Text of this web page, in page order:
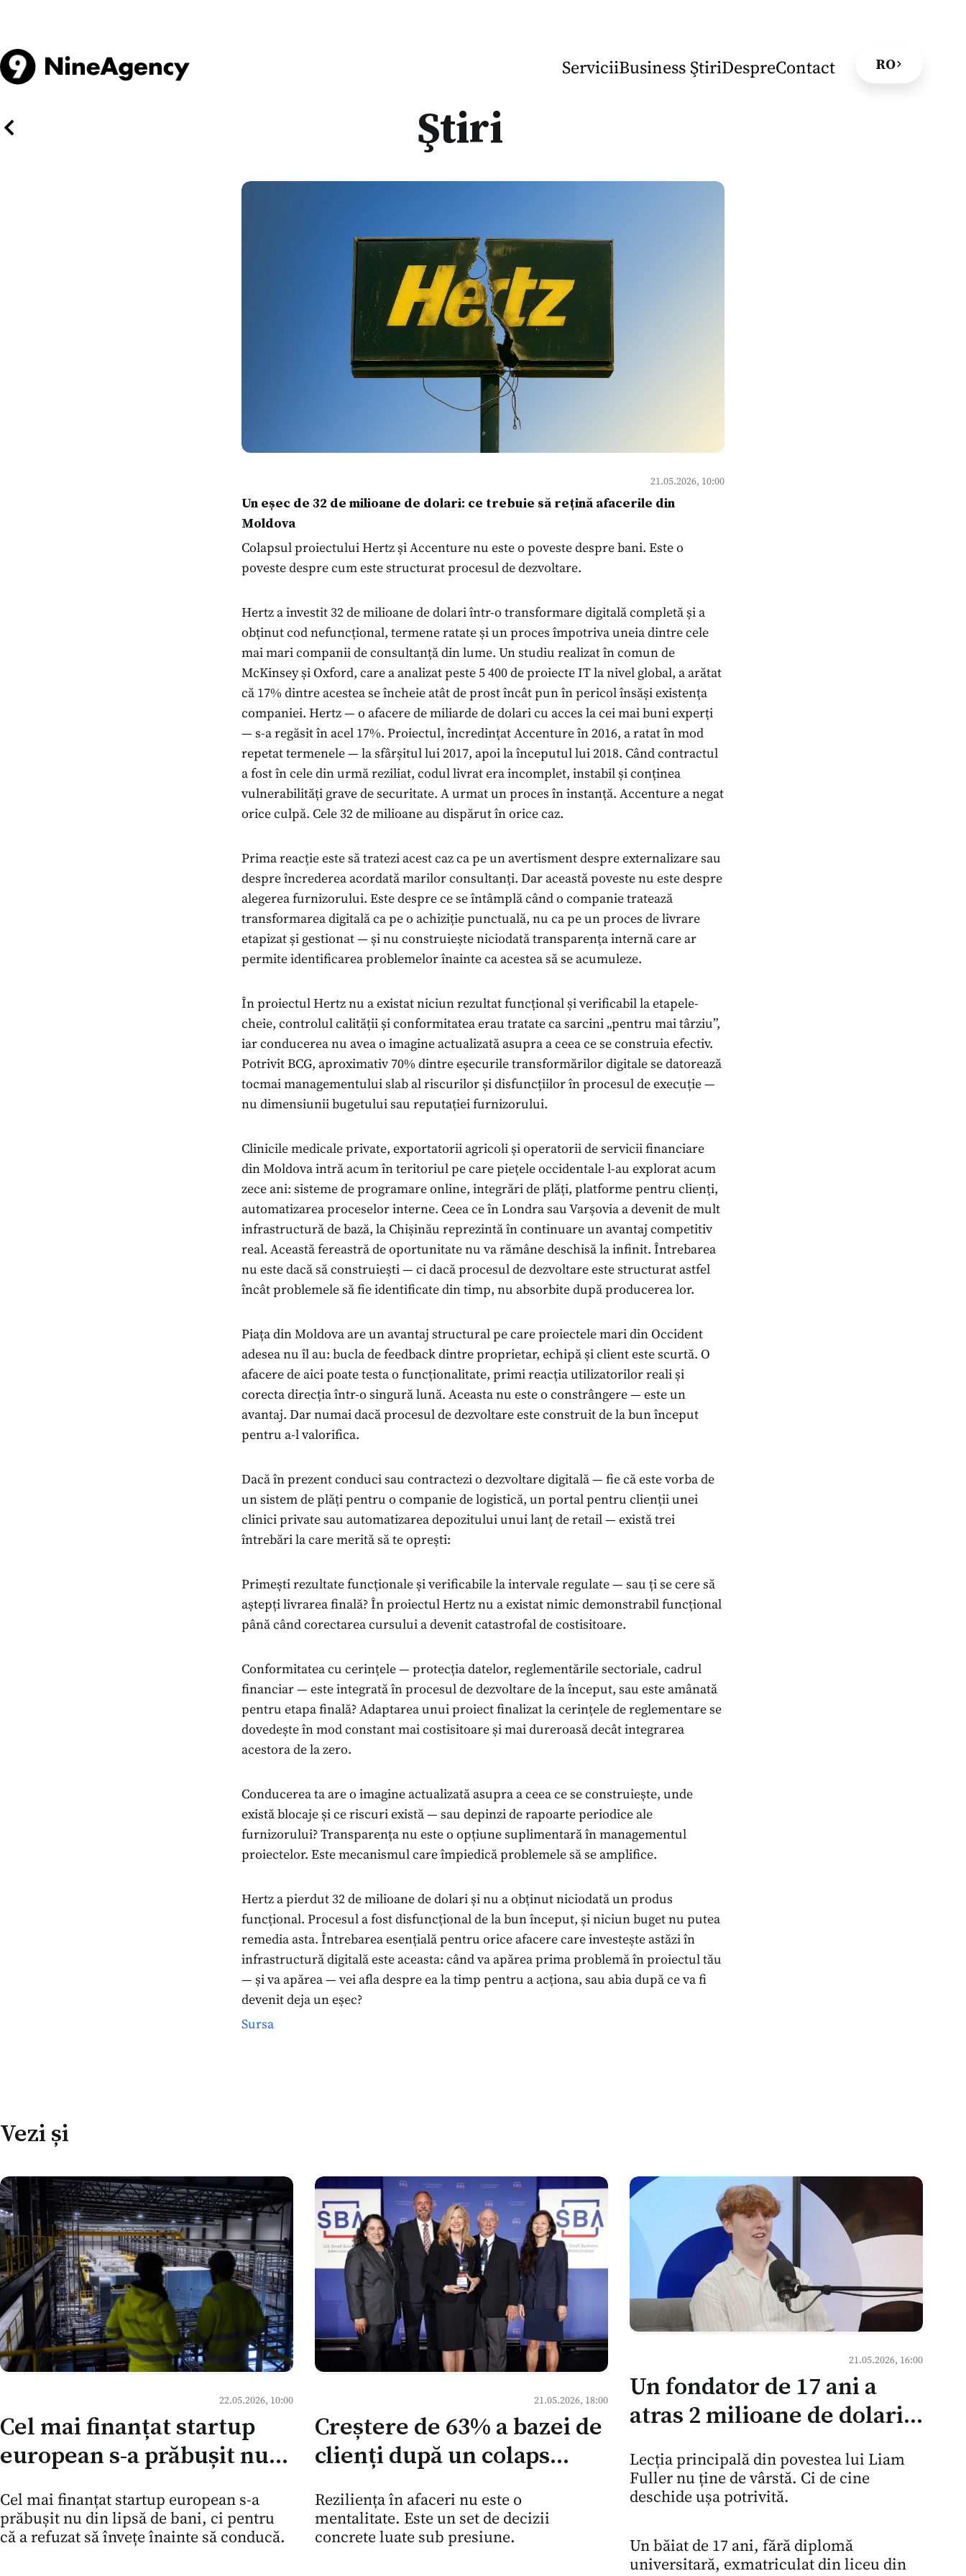
ServiciiBusiness ŞtiriDespreContact RO
Ştiri
21.05.2026, 10:00
Un eșec de 32 de milioane de dolari: ce trebuie să rețină afacerile din
Moldova
Colapsul proiectului Hertz și Accenture nu este o poveste despre bani. Este o
poveste despre cum este structurat procesul de dezvoltare.
Hertz a investit 32 de milioane de dolari într-o transformare digitală completă și a
obținut cod nefuncțional, termene ratate și un proces împotriva uneia dintre cele
mai mari companii de consultanță din lume. Un studiu realizat în comun de
McKinsey și Oxford, care a analizat peste 5 400 de proiecte IT la nivel global, a arătat
că 17% dintre acestea se încheie atât de prost încât pun în pericol însăși existența
companiei. Hertz — o afacere de miliarde de dolari cu acces la cei mai buni experți
— s-a regăsit în acel 17%. Proiectul, încredințat Accenture în 2016, a ratat în mod
repetat termenele — la sfârșitul lui 2017, apoi la începutul lui 2018. Când contractul
a fost în cele din urmă reziliat, codul livrat era incomplet, instabil și conținea
vulnerabilități grave de securitate. A urmat un proces în instanță. Accenture a negat
orice culpă. Cele 32 de milioane au dispărut în orice caz.
Prima reacție este să tratezi acest caz ca pe un avertisment despre externalizare sau
despre încrederea acordată marilor consultanți. Dar această poveste nu este despre
alegerea furnizorului. Este despre ce se întâmplă când o companie tratează
transformarea digitală ca pe o achiziție punctuală, nu ca pe un proces de livrare
etapizat și gestionat — și nu construiește niciodată transparența internă care ar
permite identificarea problemelor înainte ca acestea să se acumuleze.
În proiectul Hertz nu a existat niciun rezultat funcțional și verificabil la etapele-
cheie, controlul calității și conformitatea erau tratate ca sarcini „pentru mai târziu”,
iar conducerea nu avea o imagine actualizată asupra a ceea ce se construia efectiv.
Potrivit BCG, aproximativ 70% dintre eșecurile transformărilor digitale se datorează
tocmai managementului slab al riscurilor și disfuncțiilor în procesul de execuție —
nu dimensiunii bugetului sau reputației furnizorului.
Clinicile medicale private, exportatorii agricoli și operatorii de servicii financiare
din Moldova intră acum în teritoriul pe care piețele occidentale l-au explorat acum
zece ani: sisteme de programare online, integrări de plăți, platforme pentru clienți,
automatizarea proceselor interne. Ceea ce în Londra sau Varșovia a devenit de mult
infrastructură de bază, la Chișinău reprezintă în continuare un avantaj competitiv
real. Această fereastră de oportunitate nu va rămâne deschisă la infinit. Întrebarea
nu este dacă să construiești — ci dacă procesul de dezvoltare este structurat astfel
încât problemele să fie identificate din timp, nu absorbite după producerea lor.
Piața din Moldova are un avantaj structural pe care proiectele mari din Occident
adesea nu îl au: bucla de feedback dintre proprietar, echipă și client este scurtă. O
afacere de aici poate testa o funcționalitate, primi reacția utilizatorilor reali și
corecta direcția într-o singură lună. Aceasta nu este o constrângere — este un
avantaj. Dar numai dacă procesul de dezvoltare este construit de la bun început
pentru a-l valorifica.
Dacă în prezent conduci sau contractezi o dezvoltare digitală — fie că este vorba de
un sistem de plăți pentru o companie de logistică, un portal pentru clienții unei
clinici private sau automatizarea depozitului unui lanț de retail — există trei
întrebări la care merită să te oprești:
Primești rezultate funcționale și verificabile la intervale regulate — sau ți se cere să
aștepți livrarea finală? În proiectul Hertz nu a existat nimic demonstrabil funcțional
până când corectarea cursului a devenit catastrofal de costisitoare.
Conformitatea cu cerințele — protecția datelor, reglementările sectoriale, cadrul
financiar — este integrată în procesul de dezvoltare de la început, sau este amânată
pentru etapa finală? Adaptarea unui proiect finalizat la cerințele de reglementare se
dovedește în mod constant mai costisitoare și mai dureroasă decât integrarea
acestora de la zero.
Conducerea ta are o imagine actualizată asupra a ceea ce se construiește, unde
există blocaje și ce riscuri există — sau depinzi de rapoarte periodice ale
furnizorului? Transparența nu este o opțiune suplimentară în managementul
proiectelor. Este mecanismul care împiedică problemele să se amplifice.
Hertz a pierdut 32 de milioane de dolari și nu a obținut niciodată un produs
funcțional. Procesul a fost disfuncțional de la bun început, și niciun buget nu putea
remedia asta. Întrebarea esențială pentru orice afacere care investește astăzi în
infrastructură digitală este aceasta: când va apărea prima problemă în proiectul tău
— și va apărea — vei afla despre ea la timp pentru a acționa, sau abia după ce va fi
devenit deja un eșec?
Sursa
Vezi și
22.05.2026, 10:00
Cel mai finanțat startup
european s-a prăbușit nu
din lipsă de bani, ci pentru
că a refuzat să învețe
înainte să conducă.
Cel mai finanțat startup european s-a
prăbușit nu din lipsă de bani, ci pentru
că a refuzat să învețe înainte să conducă.
21.05.2026, 18:00
Creștere de 63% a bazei de
clienți după un colaps
învăța piața
moldovenească de servicii
Reziliența în afaceri nu este o
mentalitate. Este un set de decizii
concrete luate sub presiune.
21.05.2026, 16:00
Un fondator de 17 ani a
atras 2 milioane de dolari
prin apeluri reci — ce
înseamnă asta pentru
cultura mentoratului în
Moldova
Lecția principală din povestea lui Liam
Fuller nu ține de vârstă. Ci de cine
deschide ușa potrivită.
Un băiat de 17 ani, fără diplomă
universitară, exmatriculat din liceu din